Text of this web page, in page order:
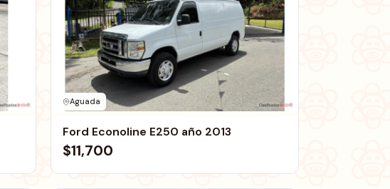
Aguada
Ford Econoline E250 año 2013
$11,700